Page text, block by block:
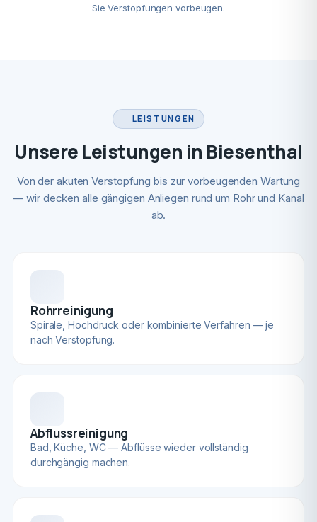
Sie Verstopfungen vorbeugen.
LEISTUNGEN
Unsere Leistungen in Biesenthal
Von der akuten Verstopfung bis zur vorbeugenden Wartung
— wir decken alle gängigen Anliegen rund um Rohr und Kanal
ab.
Rohrreinigung
Spirale, Hochdruck oder kombinierte Verfahren — je
nach Verstopfung.
Abflussreinigung
Bad, Küche, WC — Abflüsse wieder vollständig
durchgängig machen.